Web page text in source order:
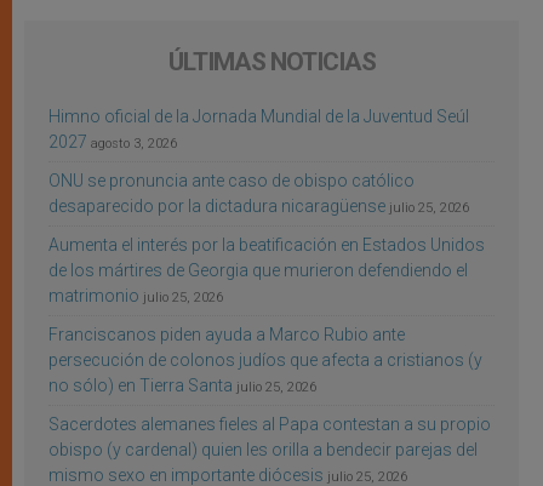
ÚLTIMAS NOTICIAS
Himno oficial de la Jornada Mundial de la Juventud Seúl
2027 agosto 3, 2026
ONU se pronuncia ante caso de obispo católico
desaparecido por la dictadura nicaragüense julio 25, 2026
Aumenta el interés por la beatificación en Estados Unidos
de los mártires de Georgia que murieron defendiendo el
matrimonio julio 25, 2026
Franciscanos piden ayuda a Marco Rubio ante
persecución de colonos judíos que afecta a cristianos (y
no sólo) en Tierra Santa julio 25, 2026
Sacerdotes alemanes fieles al Papa contestan a su propio
obispo (y cardenal) quien les orilla a bendecir parejas del
mismo sexo en importante diócesis julio 25, 2026